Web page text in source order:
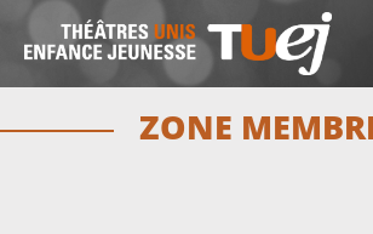
ZONE